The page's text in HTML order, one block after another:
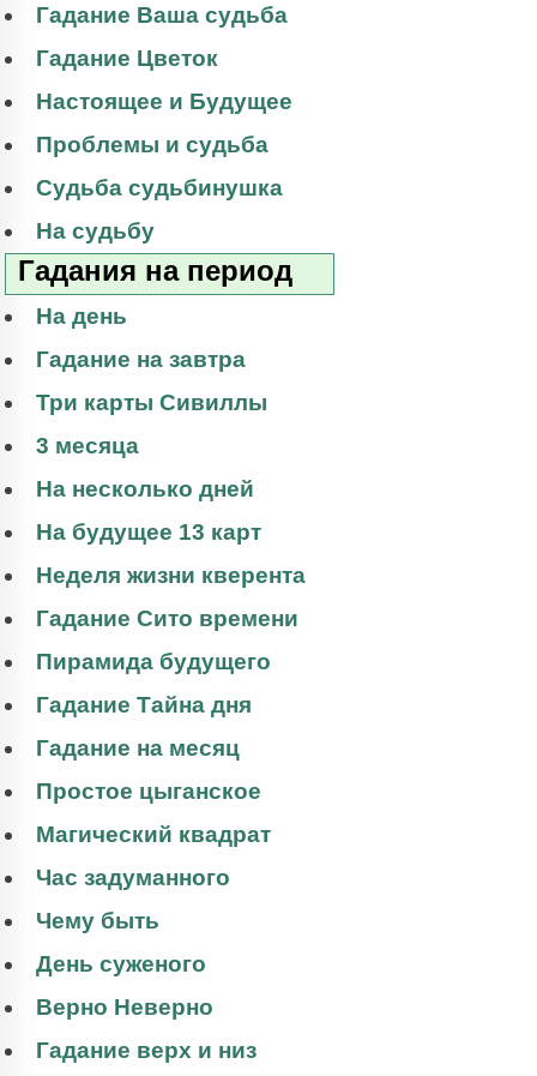
Гадание Ваша судьба
Гадание Цветок
Настоящее и Будущее
Проблемы и судьба
Судьба судьбинушка
На судьбу
Гадания на период
На день
Гадание на завтра
Три карты Сивиллы
3 месяца
На несколько дней
На будущее 13 карт
Неделя жизни кверента
Гадание Сито времени
Пирамида будущего
Гадание Тайна дня
Гадание на месяц
Простое цыганское
Магический квадрат
Час задуманного
Чему быть
День суженого
Верно Неверно
Гадание верх и низ